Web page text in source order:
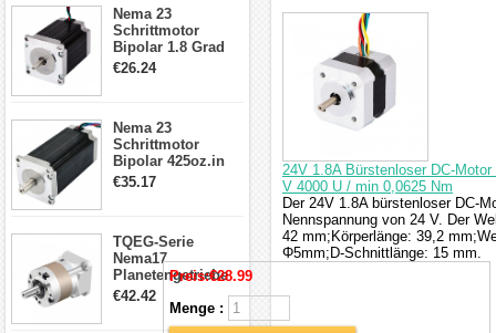
Nema 23
Schrittmotor
Bipolar 1.8 Grad
1.9Nm 3A 3.36V 4
€26.24
Nema 23
Schrittmotor
Bipolar 425oz.in
4.2A 57x57x114mm
€35.17
TQEG-Serie
Nema17
Planetengetriebe
5:1 Spiel 15Arc-
min für Nema 17
Getriebe
€42.42
interessieren
24V 1.8A Bürstenloser DC-
V 4000 U / min 0,0625 Nm
Der 24V 1.8A bürstenloser DC-
Nennspannung von 24 V. Der
42 mm;Körperlänge: 39,2
Φ5mm;D-Schnittlänge: 15 mm.
Preis:€28.99
Menge :